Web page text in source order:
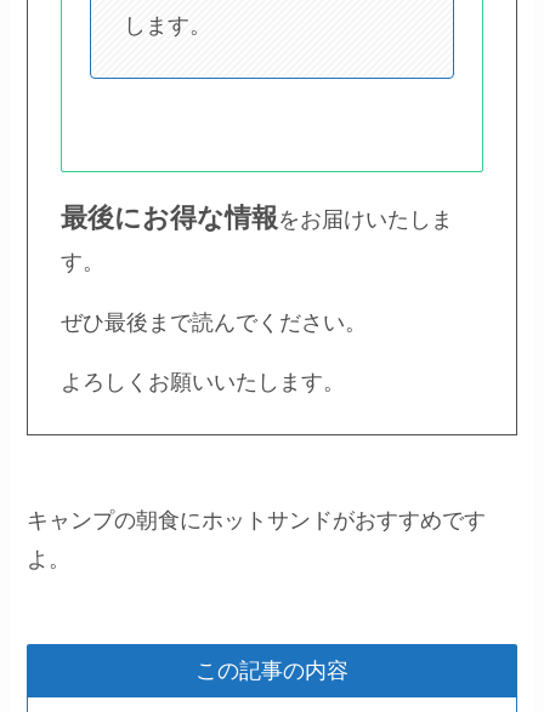
します。
最後にお得な情報をお届けいたしま
す。
ぜひ最後まで読んでください。
よろしくお願いいたします。
キャンプの朝食にホットサンドがおすすめです
よ。
この記事の内容